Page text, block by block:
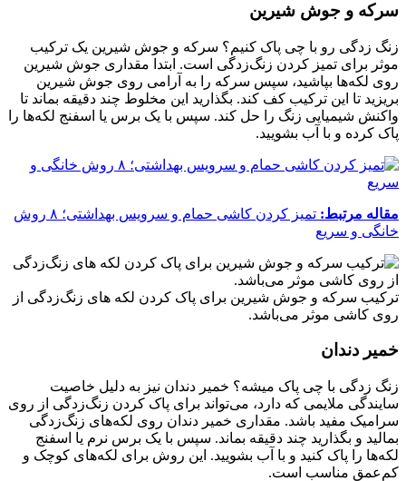
سرکه و جوش شیرین
زنگ زدگی رو با چی پاک کنیم؟ سرکه و جوش شیرین یک ترکیب
موثر برای تمیز کردن زنگ‌زدگی است. ابتدا مقداری جوش شیرین
روی لکه‌ها بپاشید، سپس سرکه را به آرامی روی جوش شیرین
بریزید تا این ترکیب کف کند. بگذارید این مخلوط چند دقیقه بماند تا
واکنش شیمیایی زنگ را حل کند. سپس با یک برس یا اسفنج لکه‌ها را
پاک کرده و با آب بشویید.
مقاله مرتبط:
تمیز کردن کاشی حمام و سرویس بهداشتی؛ ۸ روش
خانگی و سریع
ترکیب سرکه و جوش شیرین برای پاک کردن لکه های زنگ‌زدگی از
روی کاشی موثر می‌باشد.
خمیر دندان
زنگ زدگی با چی پاک میشه؟ خمیر دندان نیز به دلیل خاصیت
سایندگی ملایمی که دارد، می‌تواند برای پاک کردن زنگ‌زدگی از روی
سرامیک مفید باشد. مقداری خمیر دندان روی لکه‌های زنگ‌زدگی
بمالید و بگذارید چند دقیقه بماند. سپس با یک برس نرم یا اسفنج
لکه‌ها را پاک کنید و با آب بشویید. این روش برای لکه‌های کوچک و
کم‌عمق مناسب است.